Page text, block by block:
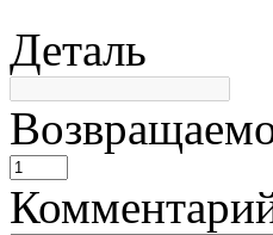
Деталь